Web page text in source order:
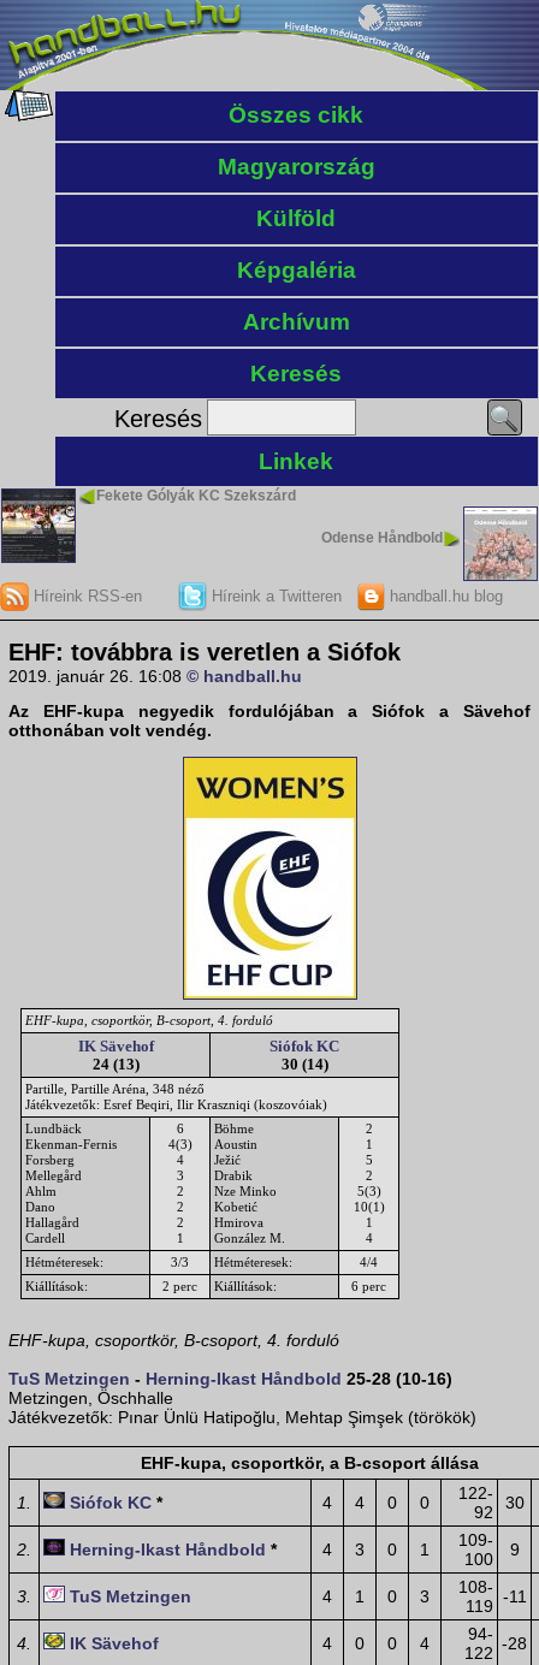
Összes cikk
Magyarország
Külföld
Képgaléria
Archívum
Keresés
Keresés
Linkek
Fekete Gólyák KC Szekszárd
Odense Håndbold
Híreink RSS-en Híreink a Twitteren handball.hu blog
EHF: továbbra is veretlen a Siófok
2019. január 26. 16:08 © handball.hu
Az EHF-kupa negyedik fordulójában a Siófok a Sävehof
otthonában volt vendég.
EHF-kupa, csoportkör, B-csoport, 4. forduló
IK Sävehof
24 (13)
Siófok KC
30 (14)
Partille, Partille Aréna, 348 néző
Játékvezetők: Esref Beqiri, Ilir Kraszniqi (koszovóiak)
Lundbäck
Ekenman-Fernis
Forsberg
Mellegård
Ahlm
Dano
Hallagård
Cardell
6
4(3)
4
3
2
2
2
1
Böhme
Aoustin
Ježić
Drabik
Nze Minko
Kobetić
Hmirova
González M.
2
1
5
2
5(3)
10(1)
1
4
Hétméteresek:
3/3 Hétméteresek:
4/4
Kiállítások:
2 perc Kiállítások: 6 perc
EHF-kupa, csoportkör, B-csoport, 4. forduló
TuS Metzingen - Herning-Ikast Håndbold 25-28 (10-16)
Metzingen, Öschhalle
Játékvezetők: Pınar Ünlü Hatipoğlu, Mehtap Şimşek (törökök)
EHF-kupa, csoportkör, a B-csoport állása
1. Siófok KC * 4 4 0 0
122-
92
30
2. Herning-Ikast Håndbold * 4 3 0 1
109-
100
9
3. TuS Metzingen 4 1 0 3
108-
119 -11
4. IK Sävehof 4 0 0 4
94-
122 -28